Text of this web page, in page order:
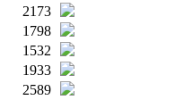
2173
1798
1532
1933
2589